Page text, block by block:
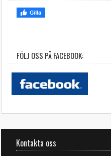
FÖLJ OSS PÅ FACEBOOK:
Kontakta oss